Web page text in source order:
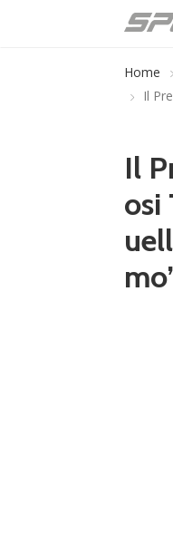
Home
Il
Il
osi